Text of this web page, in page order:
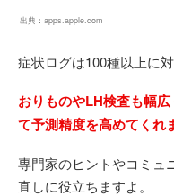
出典： apps.apple.com
症状ログは100種以上に対
おりものやLH検査も幅
て予測精度を高めてくれ
専門家のヒントやコミュ
直しに役立ちますよ。